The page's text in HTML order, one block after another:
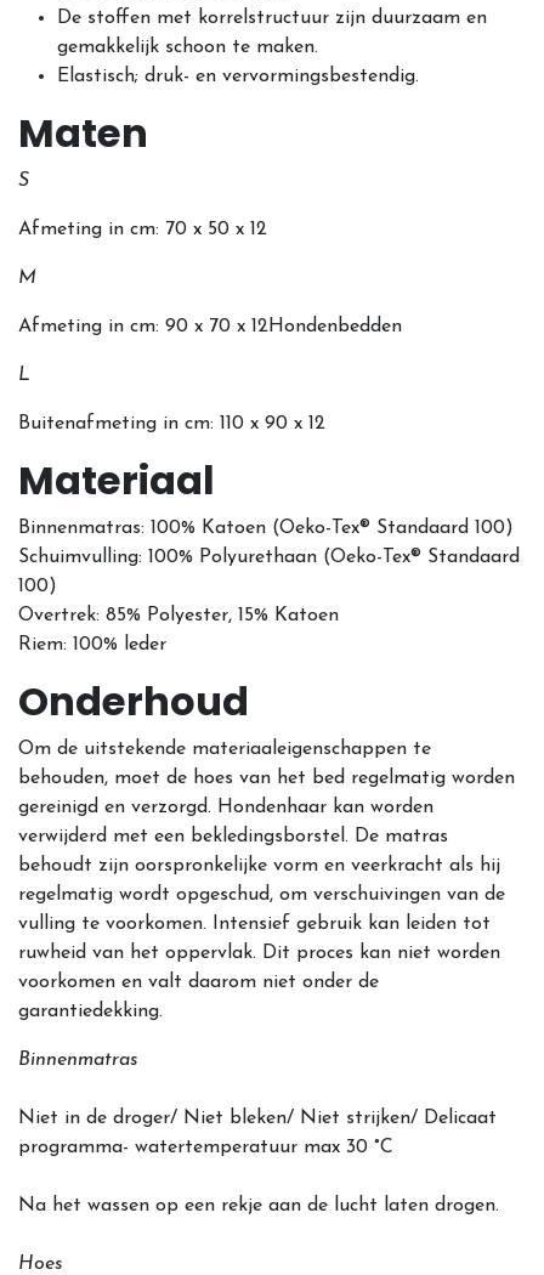
De stoffen met korrelstructuur zijn duurzaam en
gemakkelijk schoon te maken.
Elastisch; druk- en vervormingsbestendig.
Maten
S
Afmeting in cm: 70 x 50 x 12
M
Afmeting in cm: 90 x 70 x 12Hondenbedden
L
Buitenafmeting in cm: 110 x 90 x 12
Materiaal
Binnenmatras: 100% Katoen (Oeko-Tex® Standaard 100)
Schuimvulling: 100% Polyurethaan (Oeko-Tex® Standaard
100)
Overtrek: 85% Polyester, 15% Katoen
Riem: 100% leder
Onderhoud
Om de uitstekende materiaaleigenschappen te
behouden, moet de hoes van het bed regelmatig worden
gereinigd en verzorgd. Hondenhaar kan worden
verwijderd met een bekledingsborstel. De matras
behoudt zijn oorspronkelijke vorm en veerkracht als hij
regelmatig wordt opgeschud, om verschuivingen van de
vulling te voorkomen. Intensief gebruik kan leiden tot
ruwheid van het oppervlak. Dit proces kan niet worden
voorkomen en valt daarom niet onder de
garantiedekking.
Binnenmatras
Niet in de droger/ Niet bleken/ Niet strijken/ Delicaat
programma- watertemperatuur max 30 °C
Na het wassen op een rekje aan de lucht laten drogen.
Hoes